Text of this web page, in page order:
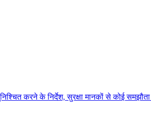
करने के निर्देश, सुरक्षा मानकों से कोई समझौता